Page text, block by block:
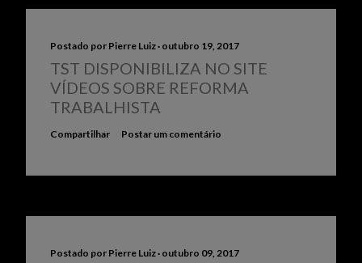
Postado por Pierre Luiz outubro 19, 2017
TST DISPONIBILIZA NO SITE
VÍDEOS SOBRE REFORMA
TRABALHISTA
Compartilhar Postar um comentário
Postado por Pierre Luiz outubro 09, 2017